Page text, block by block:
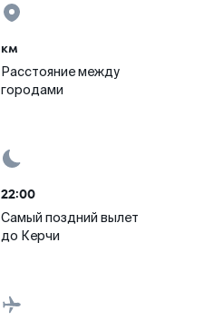
км
Расстояние между
городами
22:00
Самый поздний вылет
до Керчи